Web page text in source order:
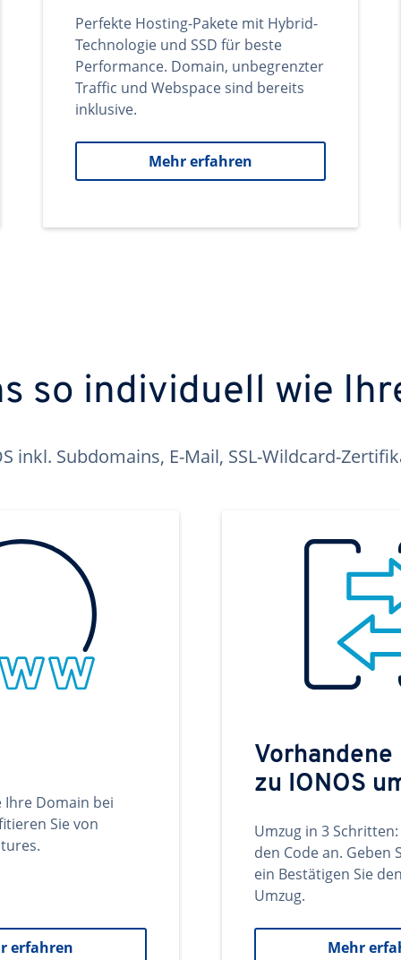
Perfekte Hosting-Pakete mit Hybrid-
Technologie und SSD für beste
Performance. Domain, unbegrenzter
Traffic und Webspace sind bereits
inklusive.
Mehr erfahren
so individuell wie
inkl. Subdomains, E-Mail, SSL-Wildcard-
Ihre Domain bei
Sie von
erfahren
Vorhandene
zu IONOS
Umzug in 3
den Code an. Geben
ein Bestätigen Sie
Umzug.
Mehr